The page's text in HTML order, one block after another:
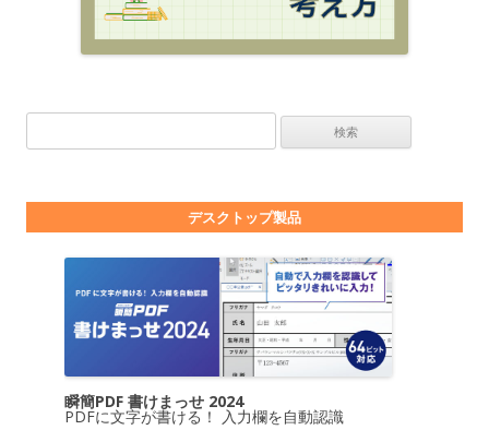
デスクトップ製品
瞬簡PDF 書けまっせ 2024
PDFに文字が書ける！ 入力欄を自動認識